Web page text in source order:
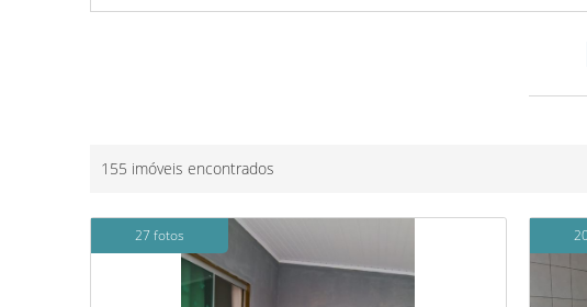
155 imóveis encontrados
27 fotos